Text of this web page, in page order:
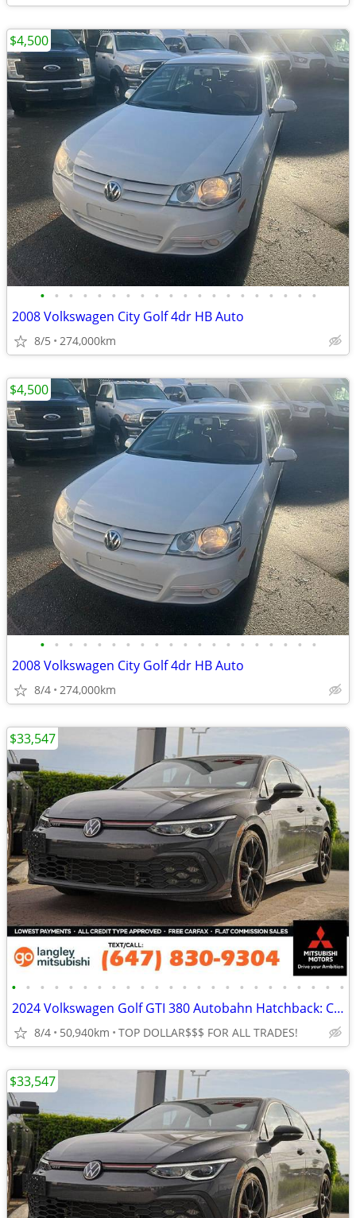
• • • • • • • • • • • • • • • • • • • •
2008 Volkswagen City Golf 4dr HB Auto
8/5 274,000km
$4,500
• • • • • • • • • • • • • • • • • • • •
2008 Volkswagen City Golf 4dr HB Auto
8/4 274,000km
$4,500
• • • • • • • • • • • • • • • • • • • • • • • •
2024 Volkswagen Golf GTI 380 Autobahn Hatchback: CLEAN RECORDS!
8/4 50,940km TOP DOLLAR$$$ FOR ALL TRADES!
$33,547
$33,547